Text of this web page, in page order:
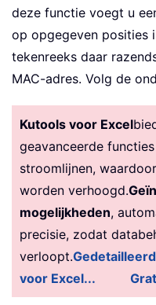
deze functie voegt u
op opgegeven posities
tekenreeks daar
MAC-adres. Volg de
Kutools voor Excel
geavanceerde
stroomlijnen,
worden verhoogd.
mogelijkheden,
precisie, zodat
verloopt.
voor Excel...